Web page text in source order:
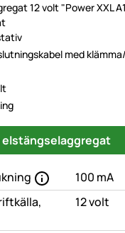
12 volt "Power XXL
med
Daten
elstängselaggregat
100 mA
12 volt